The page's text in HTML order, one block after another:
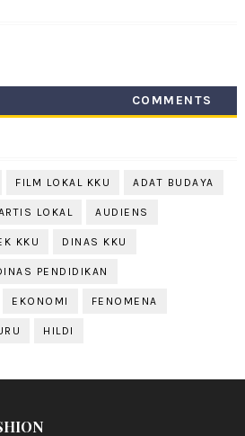
COMMENTS
FILM LOKAL KKU ADAT BUDAYA
LOKAL AUDIENS
KKU DINAS KKU
PENDIDIKAN
EKONOMI FENOMENA
HILDI